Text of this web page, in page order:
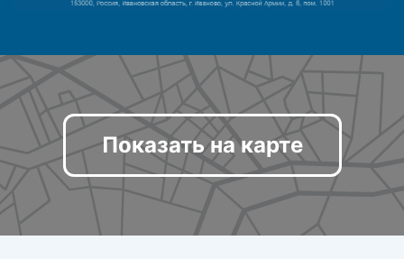
Показать на карте